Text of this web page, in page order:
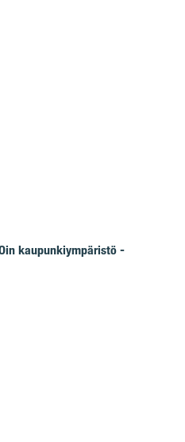
kaupunkiympäristö -